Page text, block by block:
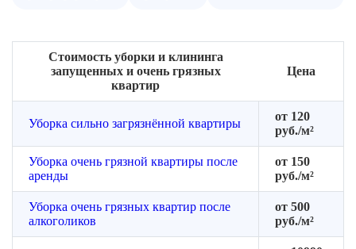
Стоимость уборки и клининга
запущенных и очень грязных
квартир
Цена
Уборка сильно загрязнённой квартиры
от 120
руб./м²
Уборка очень грязной квартиры после
аренды
от 150
руб./м²
Уборка очень грязных квартир после
алкоголиков
от 500
руб./м²